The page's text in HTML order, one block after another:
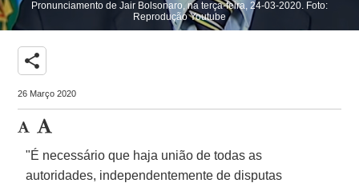
Pronunciamento de Jair Bolsonaro, na terça-feira, 24-03-2020. Foto:
Reprodução Youtube
share
26 Março 2020
"É necessário que haja união de todas as
autoridades, independentemente de disputas